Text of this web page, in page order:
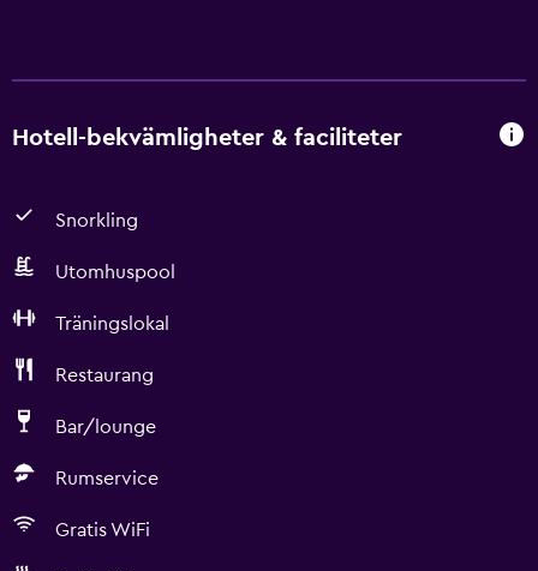
Hotell-bekvämligheter & faciliteter
Snorkling
Utomhuspool
Träningslokal
Restaurang
Bar/lounge
Rumservice
Gratis WiFi